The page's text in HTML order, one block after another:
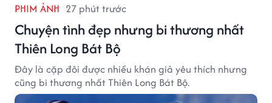
PHIM ẢNH 27 phút trước
Chuyện tình đẹp nhưng bi thương nhất
Thiên Long Bát Bộ
Đây là cặp đôi được nhiều khán giả yêu thích nhưng
cũng bi thương nhất Thiên Long Bát Bộ.